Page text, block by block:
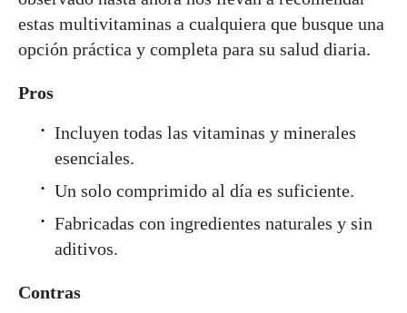
estas multivitaminas a cualquiera que busque una
opción práctica y completa para su salud diaria.
Pros
Incluyen todas las vitaminas y minerales
esenciales.
Un solo comprimido al día es suficiente.
Fabricadas con ingredientes naturales y sin
aditivos.
Contras